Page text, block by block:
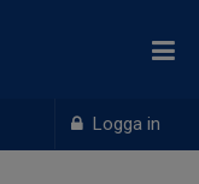
Logga in